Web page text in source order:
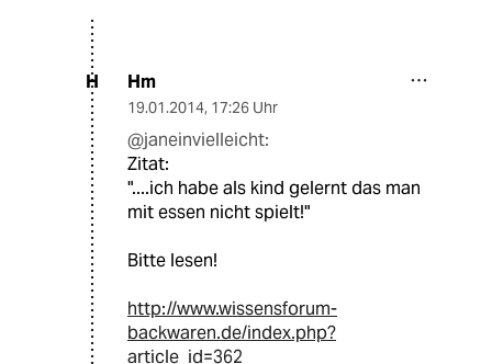
H Hm
19.01.2014, 17:26 Uhr
@janeinvielleicht:
Zitat:
"....ich habe als kind gelernt das man
mit essen nicht spielt!"
Bitte lesen!
http://www.wissensforum-
backwaren.de/index.php?
article_id=362